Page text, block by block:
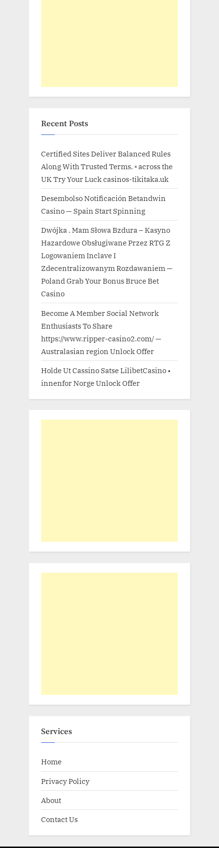
Recent Posts
Certified Sites Deliver Balanced Rules
Along With Trusted Terms. ◦ across the
UK Try Your Luck casinos-tikitaka.uk
Desembolso Notificación Betandwin
Casino — Spain Start Spinning
Dwójka . Mam Słowa Bzdura – Kasyno
Hazardowe Obsługiwane Przez RTG Z
Logowaniem Inclave I
Zdecentralizowanym Rozdawaniem —
Poland Grab Your Bonus Bruce Bet
Casino
Become A Member Social Network
Enthusiasts To Share
https://www.ripper-casino2.com/ —
Australasian region Unlock Offer
Holde Ut Cassino Satse LilibetCasino •
innenfor Norge Unlock Offer
Services
Home
Privacy Policy
About
Contact Us